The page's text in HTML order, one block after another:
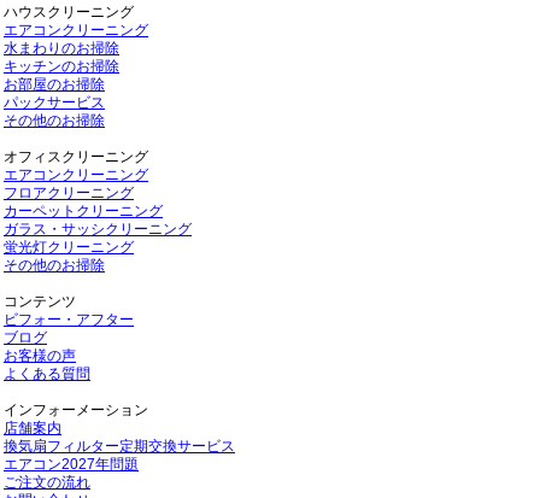
ハウスクリーニング
エアコンクリーニング
水まわりのお掃除
キッチンのお掃除
お部屋のお掃除
パックサービス
その他のお掃除
オフィスクリーニング
エアコンクリーニング
フロアクリーニング
カーペットクリーニング
ガラス・サッシクリーニング
蛍光灯クリーニング
その他のお掃除
コンテンツ
ビフォー・アフター
ブログ
お客様の声
よくある質問
インフォーメーション
店舗案内
換気扇フィルター定期交換サービス
エアコン2027年問題
ご注文の流れ